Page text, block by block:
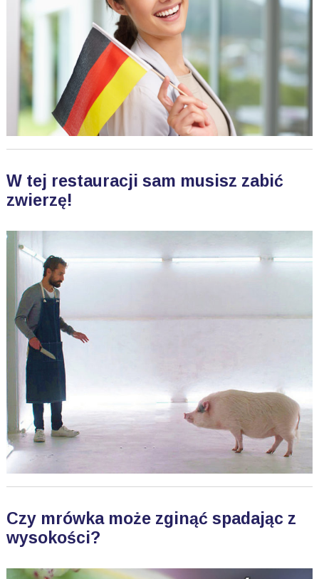
W tej restauracji sam musisz zabić
zwierzę!
Czy mrówka może zginąć spadając z
wysokości?